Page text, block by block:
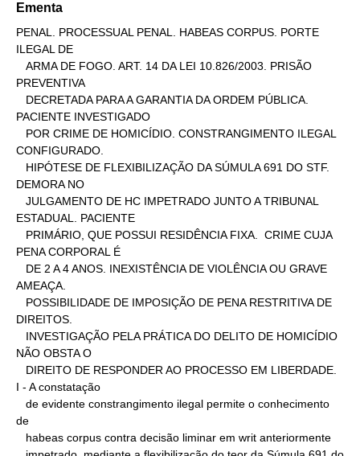
Ementa
PENAL. PROCESSUAL PENAL. HABEAS CORPUS. PORTE
ILEGAL DE
PREVENTIVA
PACIENTE INVESTIGADO
CONFIGURADO.
DEMORA NO
ESTADUAL. PACIENTE
PENA CORPORAL É
AMEAÇA.
DIREITOS.
NÃO OBSTA O
I - A constatação
de